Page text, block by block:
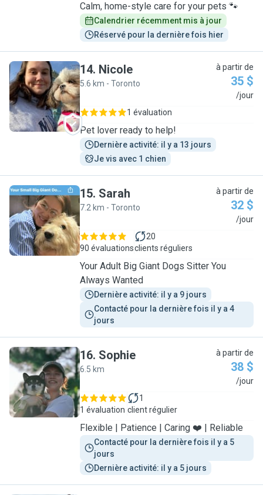
Calm, home-style care for your pets 🐾
Calendrier récemment mis à jour
Réservé pour la dernière fois hier
N
14. Nicole
5.6 km - Toronto
à partir de
35 $
/jour
1 évaluation
Pet lover ready to help!
Dernière activité: il y a 13 jours
Je vis avec 1 chien
S
15. Sarah
7.2 km - Toronto
à partir de
32 $
/jour
90 évaluations
20
clients réguliers
Your Adult Big Giant Dogs Sitter You
Always Wanted
Dernière activité: il y a 9 jours
Contacté pour la dernière fois il y a 4
jours
S
16. Sophie
6.5 km
à partir de
38 $
/jour
1 évaluation
1
client régulier
Flexible | Patience | Caring ❤️ | Reliable
Contacté pour la dernière fois il y a 5
jours
Dernière activité: il y a 5 jours